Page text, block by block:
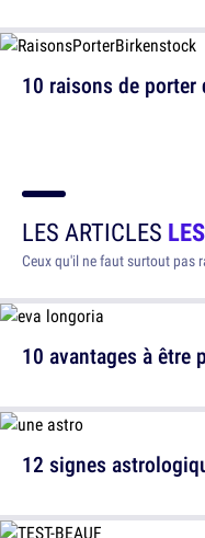
10 raisons de
LES ARTICLES
Ceux qu'il ne faut surtout pas
10 avantages à être
12 signes